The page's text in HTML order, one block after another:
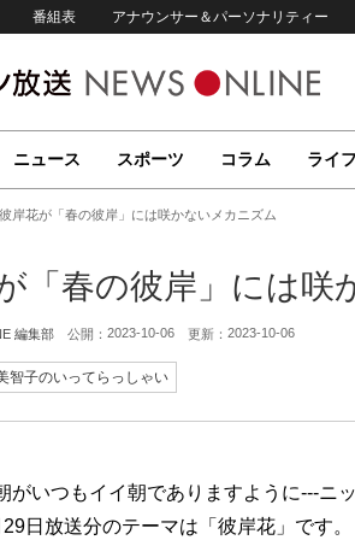
番組表 アナウンサー＆パーソナリティー
ニュース スポーツ コラム ライフ
彼岸花が「春の彼岸」には咲かないメカニズム
「春の彼岸」には咲
編集部 公開： 2023-10-06 更新： 2023-10-06
智子のいってらっしゃい
がいつもイイ朝でありますように---ニ
日放送分のテーマは「彼岸花」です。